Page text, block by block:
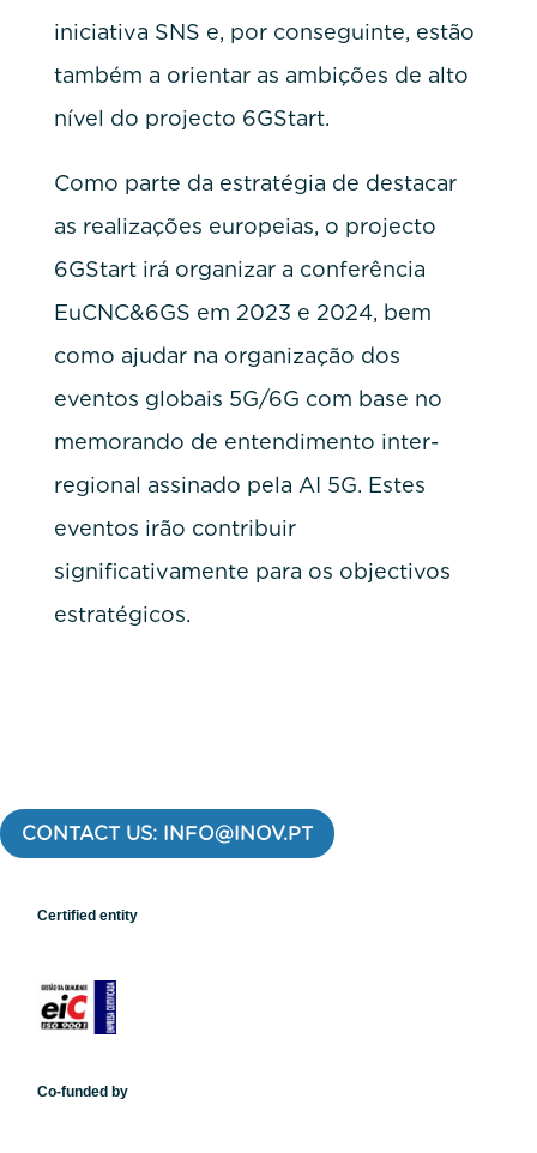
iniciativa SNS e, por conseguinte, estão
também a orientar as ambições de alto
nível do projecto 6GStart.
Como parte da estratégia de destacar
as realizações europeias, o projecto
6GStart irá organizar a conferência
EuCNC&6GS em 2023 e 2024, bem
como ajudar na organização dos
eventos globais 5G/6G com base no
memorando de entendimento inter-
regional assinado pela AI 5G. Estes
eventos irão contribuir
significativamente para os objectivos
estratégicos.
CONTACT US: INFO@INOV.PT
Certified entity
Co-funded by